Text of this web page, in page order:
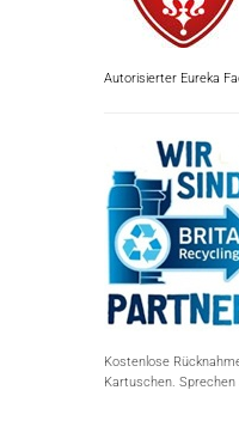
Autorisierter Eureka
Kostenlose
Kartuschen. Sprechen